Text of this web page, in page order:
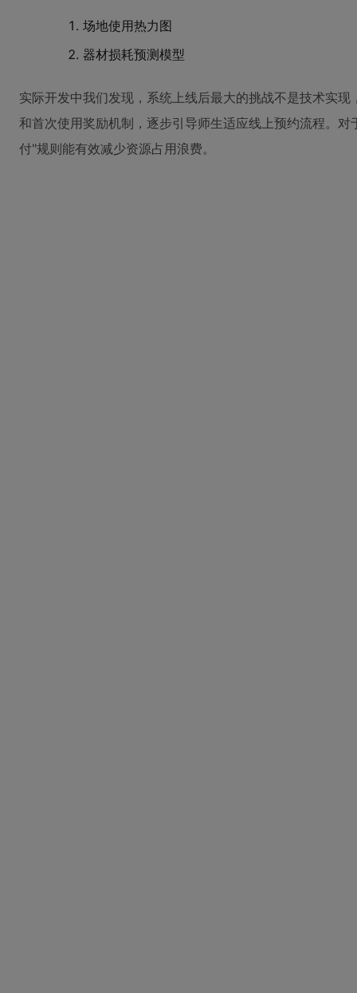
场地使用热力图
器材损耗预测模型
实际开发中我们发现，系统上线后最大的挑战不是技术实
和首次使用奖励机制，逐步引导师生适应线上预约流程。
付"规则能有效减少资源占用浪费。